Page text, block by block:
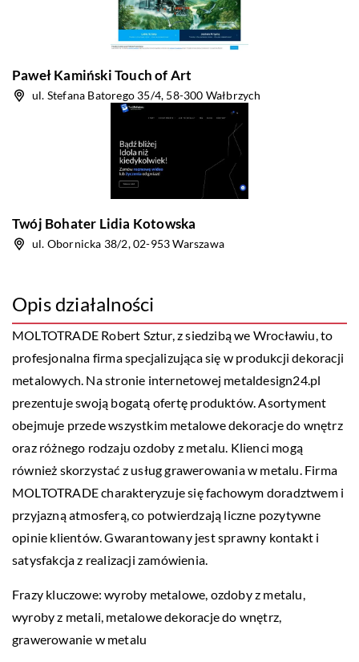
Paweł Kamiński Touch of Art
ul. Stefana Batorego 35/4, 58-300 Wałbrzych
Twój Bohater Lidia Kotowska
ul. Obornicka 38/2, 02-953 Warszawa
Opis działalności
MOLTOTRADE Robert Sztur, z siedzibą we Wrocławiu, to
profesjonalna firma specjalizująca się w produkcji dekoracji
metalowych. Na stronie internetowej metaldesign24.pl
prezentuje swoją bogatą ofertę produktów. Asortyment
obejmuje przede wszystkim metalowe dekoracje do wnętrz
oraz różnego rodzaju ozdoby z metalu. Klienci mogą
również skorzystać z usług grawerowania w metalu. Firma
MOLTOTRADE charakteryzuje się fachowym doradztwem i
przyjazną atmosferą, co potwierdzają liczne pozytywne
opinie klientów. Gwarantowany jest sprawny kontakt i
satysfakcja z realizacji zamówienia.
Frazy kluczowe: wyroby metalowe, ozdoby z metalu,
wyroby z metali, metalowe dekoracje do wnętrz,
grawerowanie w metalu